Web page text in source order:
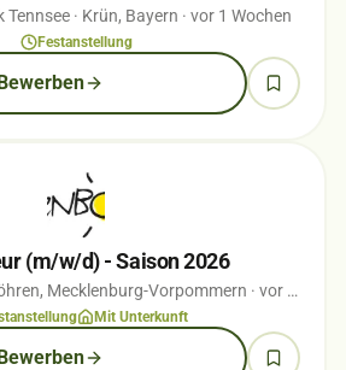
Tennsee · Krün, Bayern · vor 1 Wochen
Festanstellung
(m/w/d) - Saison 2026
Mecklenburg-Vorpommern · vor 1 Wochen
Mit Unterkunft